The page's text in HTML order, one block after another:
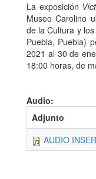
La exposición
Museo Carolino
de la Cultura y
Puebla, Puebla)
2021 al 30 de
18:00 horas, de
Audio:
Adjunto
AUDIO